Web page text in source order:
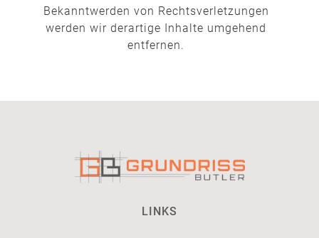
Bekanntwerden von Rechtsverletzungen
werden wir derartige Inhalte umgehend
entfernen.
LINKS